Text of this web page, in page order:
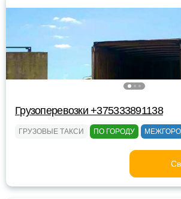
Грузоперевозки +375333891138
ГРУЗОВЫЕ ТАКСИ ПО ГОРОДУ